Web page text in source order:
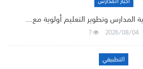
المدارس وتطوير التعليم أولوية مع…
2026/08/04
7
التطبيقي